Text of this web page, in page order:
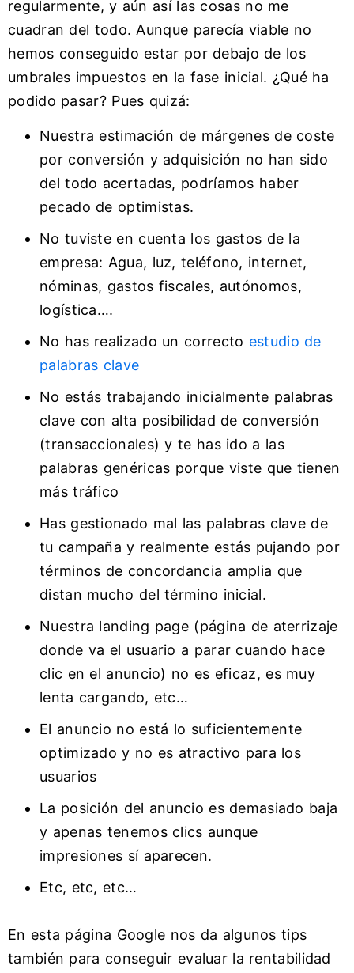
regularmente, y aún así las cosas no me
cuadran del todo. Aunque parecía viable no
hemos conseguido estar por debajo de los
umbrales impuestos en la fase inicial. ¿Qué ha
podido pasar? Pues quizá:
Nuestra estimación de márgenes de coste
por conversión y adquisición no han sido
del todo acertadas, podríamos haber
pecado de optimistas.
No tuviste en cuenta los gastos de la
empresa: Agua, luz, teléfono, internet,
nóminas, gastos fiscales, autónomos,
logística….
No has realizado un correcto estudio de
palabras clave
No estás trabajando inicialmente palabras
clave con alta posibilidad de conversión
(transaccionales) y te has ido a las
palabras genéricas porque viste que tienen
más tráfico
Has gestionado mal las palabras clave de
tu campaña y realmente estás pujando por
términos de concordancia amplia que
distan mucho del término inicial.
Nuestra landing page (página de aterrizaje
donde va el usuario a parar cuando hace
clic en el anuncio) no es eficaz, es muy
lenta cargando, etc…
El anuncio no está lo suficientemente
optimizado y no es atractivo para los
usuarios
La posición del anuncio es demasiado baja
y apenas tenemos clics aunque
impresiones sí aparecen.
Etc, etc, etc…
En esta página Google nos da algunos tips
también para conseguir evaluar la rentabilidad